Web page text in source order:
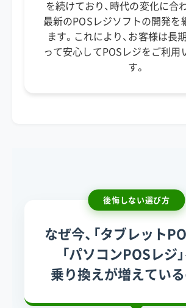
を続けており、時代の変化に合
最新のPOSレジソフトの開発を
ます。これにより、お客様は長
って安心してPOSレジをご利用
す。
後悔しない選び方
なぜ今、「タブレット
「パソコンPOSレジ
乗り換えが増えている